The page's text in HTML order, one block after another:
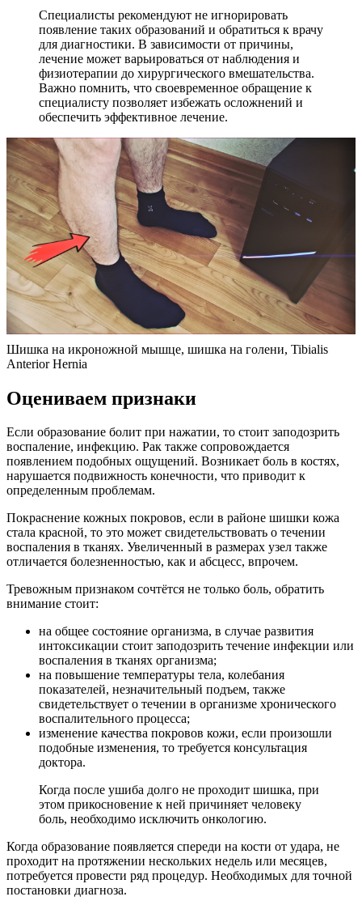
Специалисты рекомендуют не игнорировать
появление таких образований и обратиться к врачу
для диагностики. В зависимости от причины,
лечение может варьироваться от наблюдения и
физиотерапии до хирургического вмешательства.
Важно помнить, что своевременное обращение к
специалисту позволяет избежать осложнений и
обеспечить эффективное лечение.
Шишка на икроножной мышце, шишка на голени, Tibialis
Anterior Hernia
Оцениваем признаки
Если образование болит при нажатии, то стоит заподозрить
воспаление, инфекцию. Рак также сопровождается
появлением подобных ощущений. Возникает боль в костях,
нарушается подвижность конечности, что приводит к
определенным проблемам.
Покраснение кожных покровов, если в районе шишки кожа
стала красной, то это может свидетельствовать о течении
воспаления в тканях. Увеличенный в размерах узел также
отличается болезненностью, как и абсцесс, впрочем.
Тревожным признаком сочтётся не только боль, обратить
внимание стоит:
на общее состояние организма, в случае развития
интоксикации стоит заподозрить течение инфекции или
воспаления в тканях организма;
на повышение температуры тела, колебания
показателей, незначительный подъем, также
свидетельствует о течении в организме хронического
воспалительного процесса;
изменение качества покровов кожи, если произошли
подобные изменения, то требуется консультация
доктора.
Когда после ушиба долго не проходит шишка, при
этом прикосновение к ней причиняет человеку
боль, необходимо исключить онкологию.
Когда образование появляется спереди на кости от удара, не
проходит на протяжении нескольких недель или месяцев,
потребуется провести ряд процедур. Необходимых для точной
постановки диагноза.